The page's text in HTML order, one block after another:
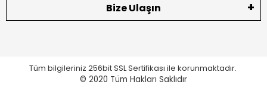
Bize Ulaşın
Tüm bilgileriniz 256bit SSL Sertifikası ile korunmaktadır.
© 2020 Tüm Hakları Saklıdır